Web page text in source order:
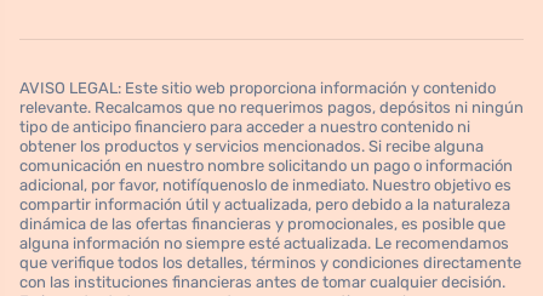
AVISO LEGAL: Este sitio web proporciona información y contenido
relevante. Recalcamos que no requerimos pagos, depósitos ni ningún
tipo de anticipo financiero para acceder a nuestro contenido ni
obtener los productos y servicios mencionados. Si recibe alguna
comunicación en nuestro nombre solicitando un pago o información
adicional, por favor, notifíquenoslo de inmediato. Nuestro objetivo es
compartir información útil y actualizada, pero debido a la naturaleza
dinámica de las ofertas financieras y promocionales, es posible que
alguna información no siempre esté actualizada. Le recomendamos
que verifique todos los detalles, términos y condiciones directamente
con las instituciones financieras antes de tomar cualquier decisión.